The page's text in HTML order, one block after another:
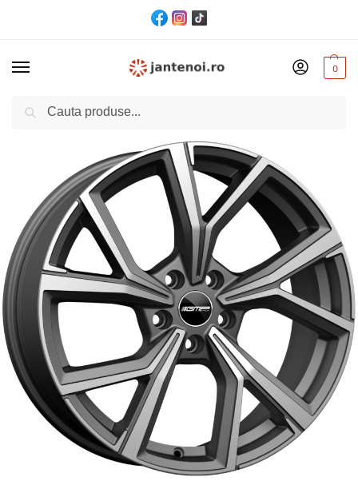
0
Acasă Jante / JANTA GMP MENTOR CB57.1 8/19 5×112 ET45 Matt anthracite polished